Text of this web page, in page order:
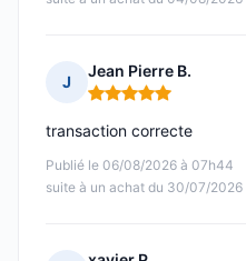
J
Jean Pierre B.
Note : 5 sur 5
Publié le 06/08/2026 à 07h44
suite à un achat du 30/07/2026
transaction correcte